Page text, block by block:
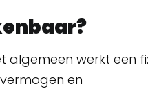
algemeen werkt een
en